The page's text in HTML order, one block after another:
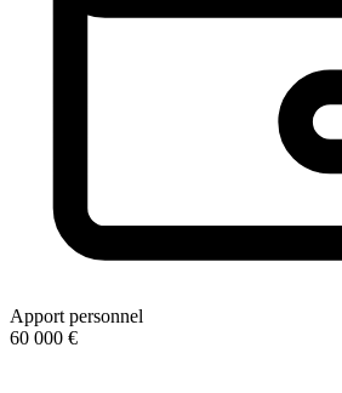
Apport personnel
60 000 €